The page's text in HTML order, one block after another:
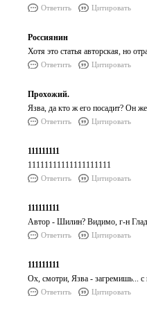
Ответить Цитировать
Россиянин
Хотя это статья авторская, но
Ответить Цитировать
Прохожий.
Язва, да кто ж его посадит? Он
Ответить Цитировать
111111111
11111111111111111111
Ответить Цитировать
111111111
Автор - Шилин? Видимо, г-н
Ответить Цитировать
111111111
Ох, смотри, Язва - загремишь... с
Ответить Цитировать